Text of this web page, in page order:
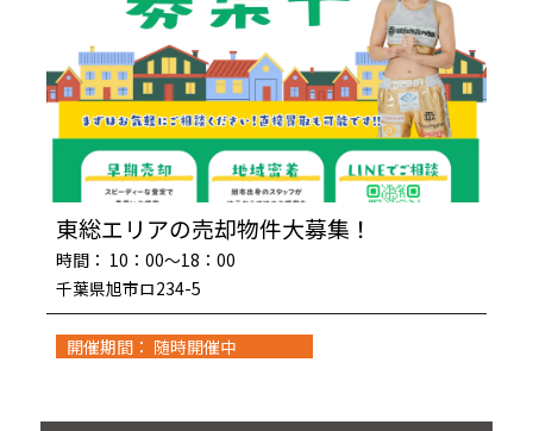
東総エリアの売却物件大募集！
時間： 10：00～18：00
千葉県旭市ロ234-5
開催期間： 随時開催中